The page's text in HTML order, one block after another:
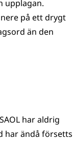
upplagan.
på ett drygt
än den
har aldrig
har ändå försetts